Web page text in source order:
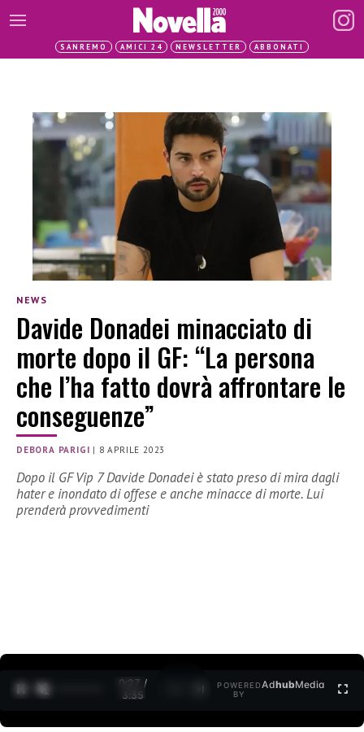
SANREMO AMICI 24 NEWSLETTER ABBONATI
NEWS
Davide Donadei minacciato di
morte dopo il GF: “La persona
che l’ha fatto dovrà affrontare le
conseguenze”
DEBORA PARIGI | 8 APRILE 2023
Dopo il GF Vip 7 Davide Donadei è stato preso di mira dagli
hater e inondato di offese e anche minacce di morte. Lui
prenderà provvedimenti
0:28 /
3:35
POWERED
BY
AdhubMedia